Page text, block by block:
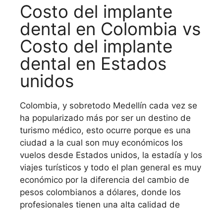
Costo del implante
dental en Colombia vs
Costo del implante
dental en Estados
unidos
Colombia, y sobretodo Medellín cada vez se
ha popularizado más por ser un destino de
turismo médico, esto ocurre porque es una
ciudad a la cual son muy económicos los
vuelos desde Estados unidos, la estadía y los
viajes turísticos y todo el plan general es muy
económico por la diferencia del cambio de
pesos colombianos a dólares, donde los
profesionales tienen una alta calidad de